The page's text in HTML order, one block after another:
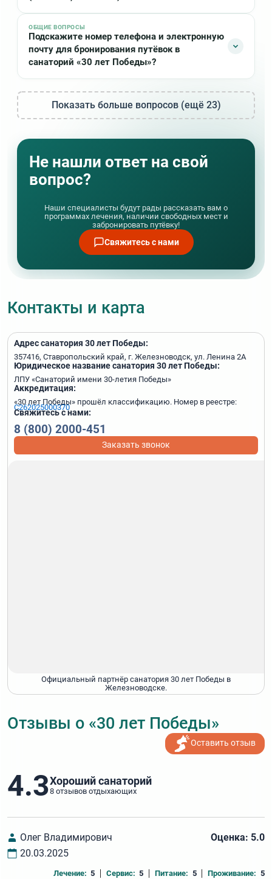
Для граждан РФ — внутренний паспорт
Для иностранных граждан — заграничный
паспорт, виза и миграционная карта, иные
документы в случаях, предусмотренных
законодательством Российской Федерации
Детям в «30 лет Победы» при себе необходимо
иметь:
представителей в случае, если ребенок пребывает
в санатории без законных представителей
поликлинике по месту жительства, в ней
указывается, что человек не был в контакте с
инфекционными больными в течение последнего
21 дня), справка действительна в течение 3-х дней
Справка о прививках (или прививочный
Полис ОМС
К сожалению в санатории «30 лет Победы» не
разрешается отдыхать с домашними животными
ОБЩИЕ ВОПРОСЫ
Подскажите номер телефона и электронную
почту для бронирования путёвок в
санаторий «30 лет Победы»?
Телефон для бронирования: 8 (800) 2000-451 , email:
milo@kmvkurorts.ru. Вы также можете оставить
Показать больше вопросов (ещё 23)
Не нашли ответ на свой
вопрос?
Наши специалисты будут рады рассказать вам о
программах лечения, наличии свободных мест и
забронировать путёвку!
Свяжитесь с нами
Контакты и карта
Адрес санатория 30 лет Победы:
357416, Ставропольский край, г. Жeлeзнoвoдск, ул. Ленина 2А
Юридическое название санатория 30 лет Победы:
ЛПУ «Санаторий имени 30-летия Победы»
Аккредитация:
«30 лет Победы» прошёл классификацию. Номер в реестре:
С262025000370
Свяжитесь с нами:
8 (800) 2000-451
Заказать звонок
Официальный партнёр санатория 30 лет Победы в
Железноводске.
Отзывы о «30 лет Победы»
Оставить отзыв
4.3Хороший санаторий
8 отзывов отдыхающих
Олег Владимирович
20.03.2025
Оценка: 5.0
Лечение: 5 Сервис: 5 Питание: 5 Проживание: 5